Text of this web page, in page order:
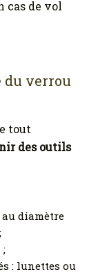
cas de vol
du verrou
tout
des outils
au diamètre
;
: lunettes ou